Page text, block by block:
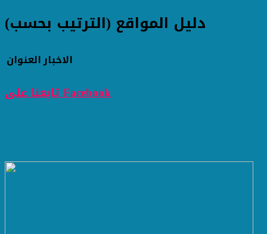
دليل المواقع (الترتيب بحسب)
العنوانالاخبار
تابعنا على Facebook